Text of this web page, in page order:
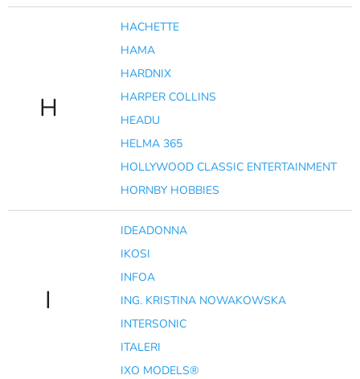
H
HACHETTE
HAMA
HARDNIX
HARPER COLLINS
HEADU
HELMA 365
HOLLYWOOD CLASSIC ENTERTAINMENT
HORNBY HOBBIES
I
IDEADONNA
IKOSI
INFOA
ING. KRISTINA NOWAKOWSKA
INTERSONIC
ITALERI
IXO MODELS®